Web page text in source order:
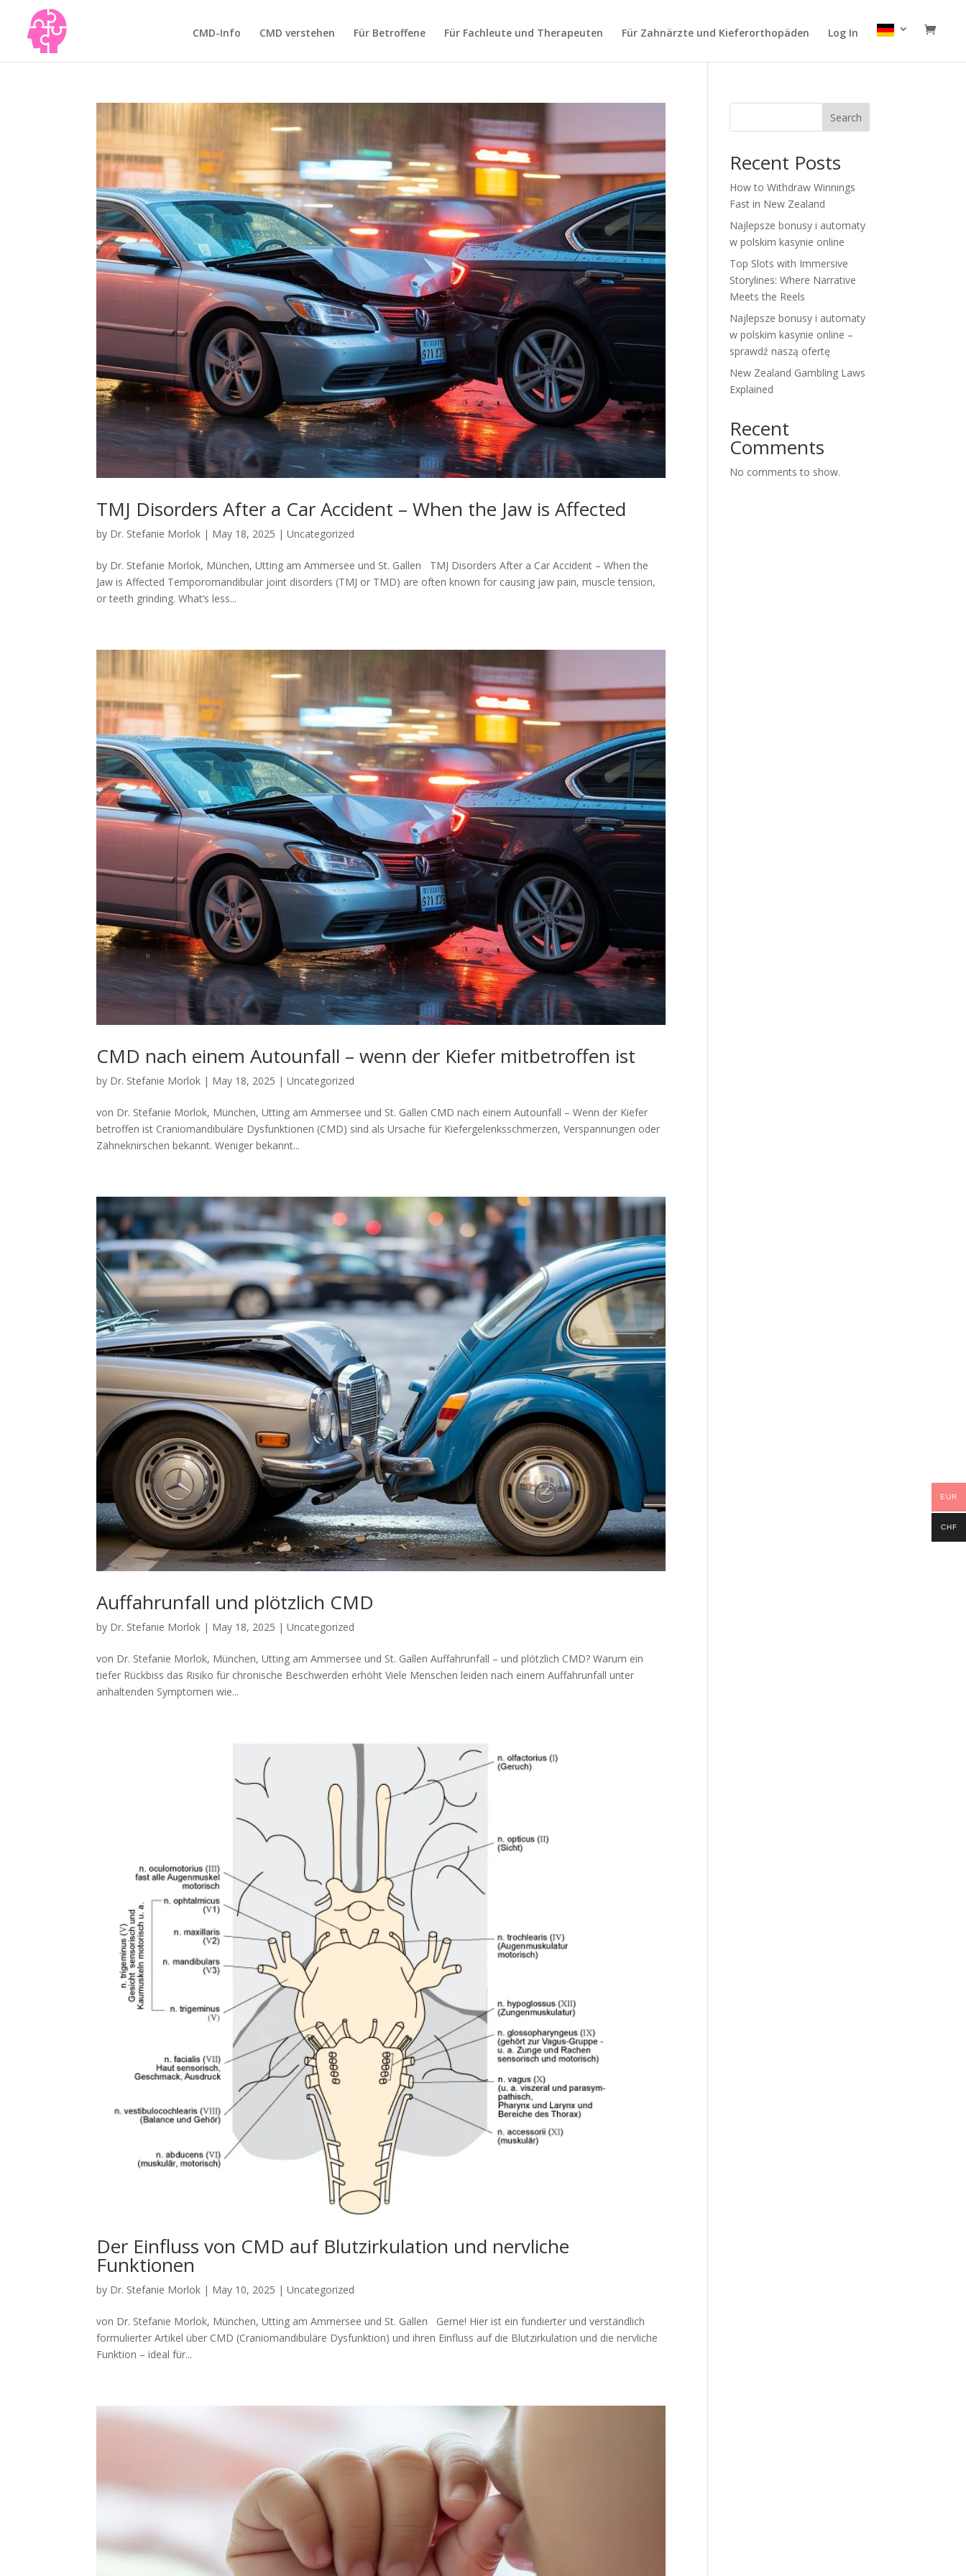
CMD-Info CMD verstehen Für Betroffene Für Fachleute und Therapeuten Für Zahnärzte und Kieferorthopäden Log In
TMJ Disorders After a Car Accident – When the Jaw is Affected
by Dr. Stefanie Morlok | May 18, 2025 |Uncategorized
by Dr. Stefanie Morlok, München, Utting am Ammersee und St. Gallen TMJ Disorders After a Car Accident – When the
Jaw is Affected Temporomandibular joint disorders (TMJ or TMD) are often known for causing jaw pain, muscle tension,
or teeth grinding. What’s less...
CMD nach einem Autounfall – wenn der Kiefer mitbetroffen ist
by Dr. Stefanie Morlok | May 18, 2025 |Uncategorized
von Dr. Stefanie Morlok, München, Utting am Ammersee und St. Gallen CMD nach einem Autounfall – Wenn der Kiefer
betroffen ist Craniomandibuläre Dysfunktionen (CMD) sind als Ursache für Kiefergelenksschmerzen, Verspannungen oder
Zähneknirschen bekannt. Weniger bekannt...
Auffahrunfall und plötzlich CMD
by Dr. Stefanie Morlok | May 18, 2025 |Uncategorized
von Dr. Stefanie Morlok, München, Utting am Ammersee und St. Gallen Auffahrunfall – und plötzlich CMD? Warum ein
tiefer Rückbiss das Risiko für chronische Beschwerden erhöht Viele Menschen leiden nach einem Auffahrunfall unter
anhaltenden Symptomen wie...
Der Einfluss von CMD auf Blutzirkulation und nervliche
Funktionen
by Dr. Stefanie Morlok | May 10, 2025 |Uncategorized
von Dr. Stefanie Morlok, München, Utting am Ammersee und St. Gallen Gerne! Hier ist ein fundierter und verständlich
formulierter Artikel über CMD (Craniomandibuläre Dysfunktion) und ihren Einfluss auf die Blutzirkulation und die nervliche
Funktion – ideal für...
Search
Recent Posts
How to Withdraw Winnings
Fast in New Zealand
Najlepsze bonusy i automaty
w polskim kasynie online
Top Slots with Immersive
Storylines: Where Narrative
Meets the Reels
Najlepsze bonusy i automaty
w polskim kasynie online –
sprawdź naszą ofertę
New Zealand Gambling Laws
Explained
Recent
Comments
No comments to show.
EUR
CHF